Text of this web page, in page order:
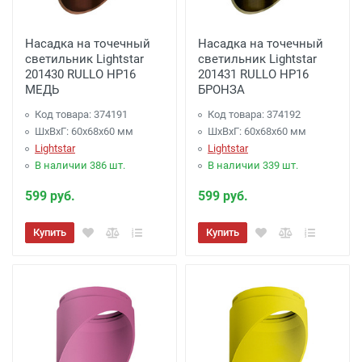
Компании- (для Регионов)Подробнее
Насадка на точечный
светильник Lightstar
201430 RULLO HP16
МЕДЬ
Код товара: 374191
ШхВхГ: 60x68x60 мм
Lightstar
В наличии 386 шт.
599 руб.
Купить
Насадка на точечный
светильник Lightstar
201431 RULLO HP16
БРОНЗА
Код товара: 374192
ШхВхГ: 60x68x60 мм
Lightstar
В наличии 339 шт.
599 руб.
Купить